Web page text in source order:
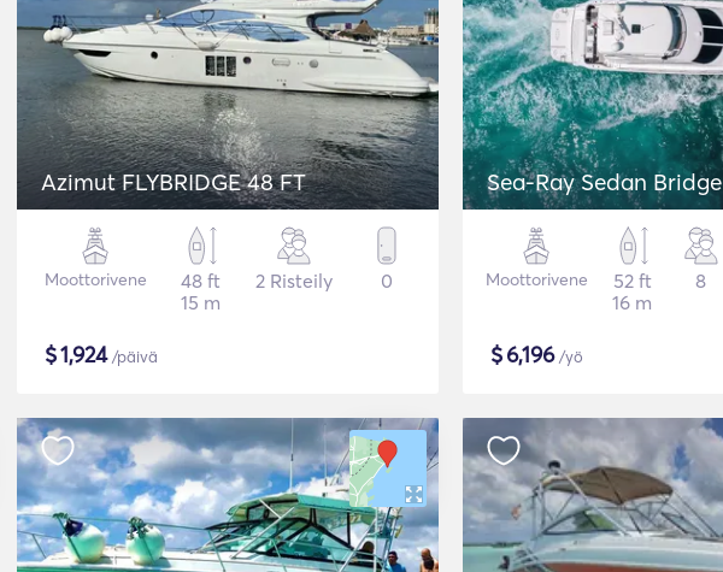
Azimut FLYBRIDGE 48 FT
Moottorivene
48 ft
15 m
2 Risteily 0
$1,924/päivä
Sea-Ray Sedan Bridge
Moottorivene
52 ft
16 m
8
$6,196/yö